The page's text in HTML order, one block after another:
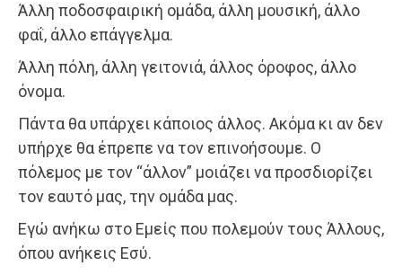
Άλλη ποδοσφαιρική ομάδα, άλλη μουσική, άλλο
φαΐ, άλλο επάγγελμα.
Άλλη πόλη, άλλη γειτονιά, άλλος όροφος, άλλο
όνομα.
Πάντα θα υπάρχει κάποιος άλλος. Ακόμα κι αν δεν
υπήρχε θα έπρεπε να τον επινοήσουμε. Ο
πόλεμος με τον “άλλον” μοιάζει να προσδιορίζει
τον εαυτό μας, την ομάδα μας.
Εγώ ανήκω στο Εμείς που πολεμούν τους Άλλους,
όπου ανήκεις Εσύ.